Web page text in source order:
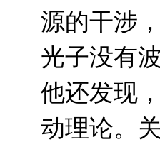
源的干涉
光子没有
他还发现
动理论。